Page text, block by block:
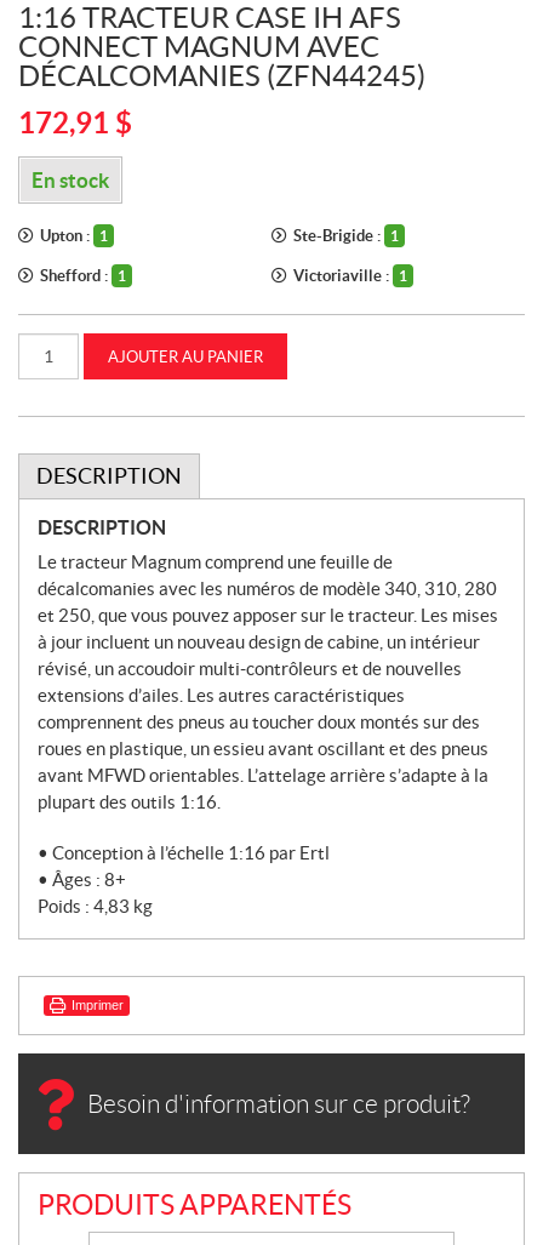
1:16 TRACTEUR CASE IH AFS
CONNECT MAGNUM AVEC
DÉCALCOMANIES (ZFN44245)
172,91 $
En stock
Upton : 1 Ste-Brigide : 1
Shefford : 1 Victoriaville : 1
1:16
Case
AFS
Connect
Magnum
avec
décalcomanies
AJOUTER AU PANIER
DESCRIPTION
DESCRIPTION
Le tracteur Magnum comprend une feuille de
décalcomanies avec les numéros de modèle 340, 310, 280
et 250, que vous pouvez apposer sur le tracteur. Les mises
à jour incluent un nouveau design de cabine, un intérieur
révisé, un accoudoir multi-contrôleurs et de nouvelles
extensions d’ailes. Les autres caractéristiques
comprennent des pneus au toucher doux montés sur des
roues en plastique, un essieu avant oscillant et des pneus
avant MFWD orientables. L’attelage arrière s’adapte à la
plupart des outils 1:16.
• Conception à l’échelle 1:16 par Ertl
• Âges : 8+
Poids : 4,83 kg
Imprimer
Besoin d'information sur ce produit?
PRODUITS APPARENTÉS